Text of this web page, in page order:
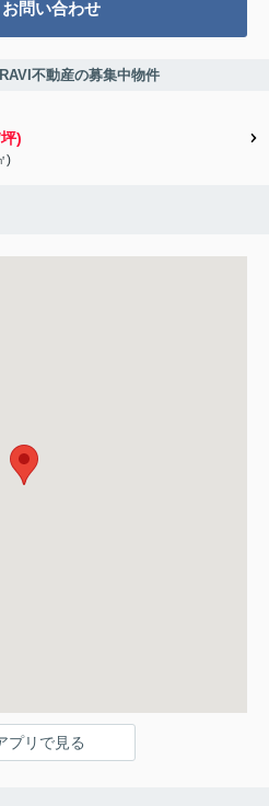
お問い合わせ
不動産の募集中物件
)
)
プリで見る